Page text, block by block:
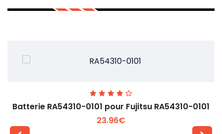
Batterie RA54310-0101 pour Fujitsu RA54310-0101
23.96€